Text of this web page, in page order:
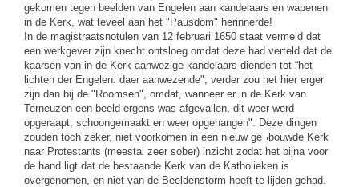
gekomen tegen beelden van Engelen aan kandelaars en wapenen
in de Kerk, wat teveel aan het "Pausdom" herinnerde!
In de magistraatsnotulen van 12 februari 1650 staat vermeld dat
een werkgever zijn knecht ontsloeg omdat deze had verteld dat de
kaarsen van in de Kerk aanwezige kandelaars dienden tot “het
lichten der Engelen. daer aanwezende"; verder zou het hier erger
zijn dan bij de "Roomsen", omdat, wanneer er in de Kerk van
Terneuzen een beeld ergens was afgevallen, dit weer werd
opgeraapt, schoongemaakt en weer opgehangen". Deze dingen
zouden toch zeker, niet voorkomen in een nieuw ge¬bouwde Kerk
naar Protestants (meestal zeer sober) inzicht zodat het bijna voor
de hand ligt dat de bestaande Kerk van de Katholieken is
overgenomen, en niet van de Beeldenstorm heeft te lijden gehad.